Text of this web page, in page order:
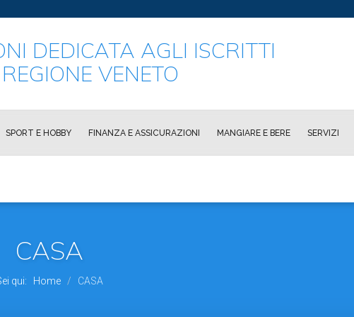
DEDICATA AGLI ISCRITTI
VENETO
SPORT E HOBBY FINANZA E ASSICURAZIONI MANGIARE E BERE SERVIZI
CASA
qui: Home / CASA